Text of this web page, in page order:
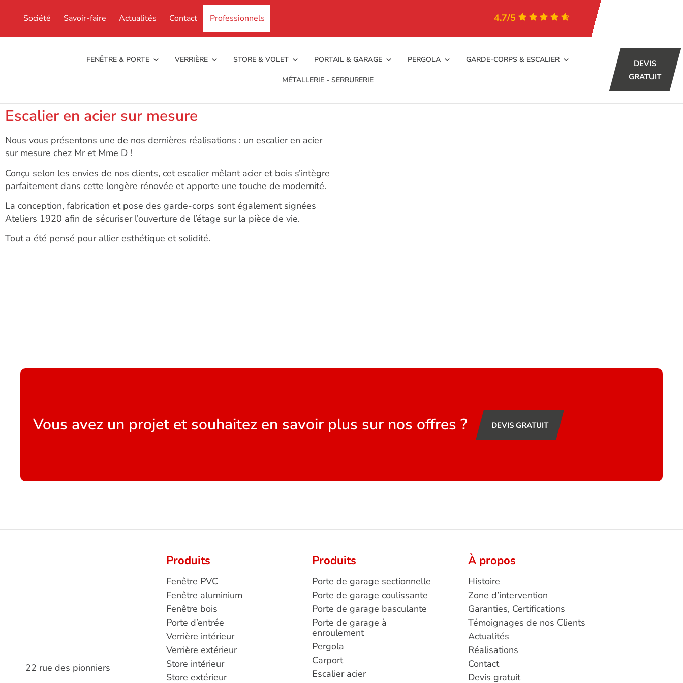
Société Savoir-faire Actualités Contact Professionnels 4.7/5
FENÊTRE & PORTE VERRIÈRE STORE & VOLET PORTAIL & GARAGE PERGOLA GARDE-CORPS & ESCALIER
MÉTALLERIE - SERRURERIE
DEVIS
GRATUIT
Escalier en acier sur mesure
Nous vous présentons une de nos dernières réalisations : un escalier en acier
sur mesure chez Mr et Mme D !
Conçu selon les envies de nos clients, cet escalier mêlant acier et bois s’intègre
parfaitement dans cette longère rénovée et apporte une touche de modernité.
La conception, fabrication et pose des garde-corps sont également signées
Ateliers 1920 afin de sécuriser l’ouverture de l’étage sur la pièce de vie.
Tout a été pensé pour allier esthétique et solidité.
Vous avez un projet et souhaitez en savoir plus sur nos offres ? DEVIS GRATUIT
22 rue des pionniers
Produits
Fenêtre PVC
Fenêtre aluminium
Fenêtre bois
Porte d’entrée
Verrière intérieur
Verrière extérieur
Store intérieur
Store extérieur
Produits
Porte de garage sectionnelle
Porte de garage coulissante
Porte de garage basculante
Porte de garage à
enroulement
Pergola
Carport
Escalier acier
À propos
Histoire
Zone d’intervention
Garanties, Certifications
Témoignages de nos Clients
Actualités
Réalisations
Contact
Devis gratuit